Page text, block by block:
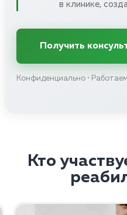
в клинике,
Получить
Конфиденциально •
Кто